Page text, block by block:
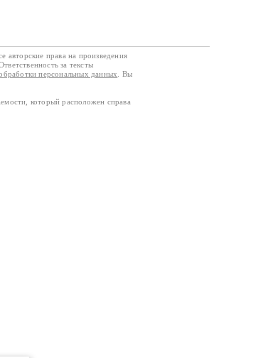
авторские права на произведения
за тексты
персональных данных
. Вы
который расположен справа